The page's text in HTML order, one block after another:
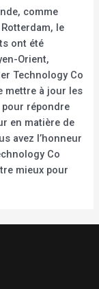
comme
Rotterdam, le
ont été
Orient,
Technology Co
mettre à jour les
répondre
en matière de
avez l’honneur
Co
mieux pour